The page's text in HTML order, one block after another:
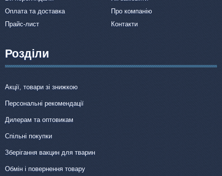
Оплата та доставка
Про компанію
Прайс-лист
Контакти
Розділи
Акції, товари зі знижкою
Персональні рекомендації
Дилерам та оптовикам
Спільні покупки
Зберігання вакцин для тварин
Обмін і повернення товару